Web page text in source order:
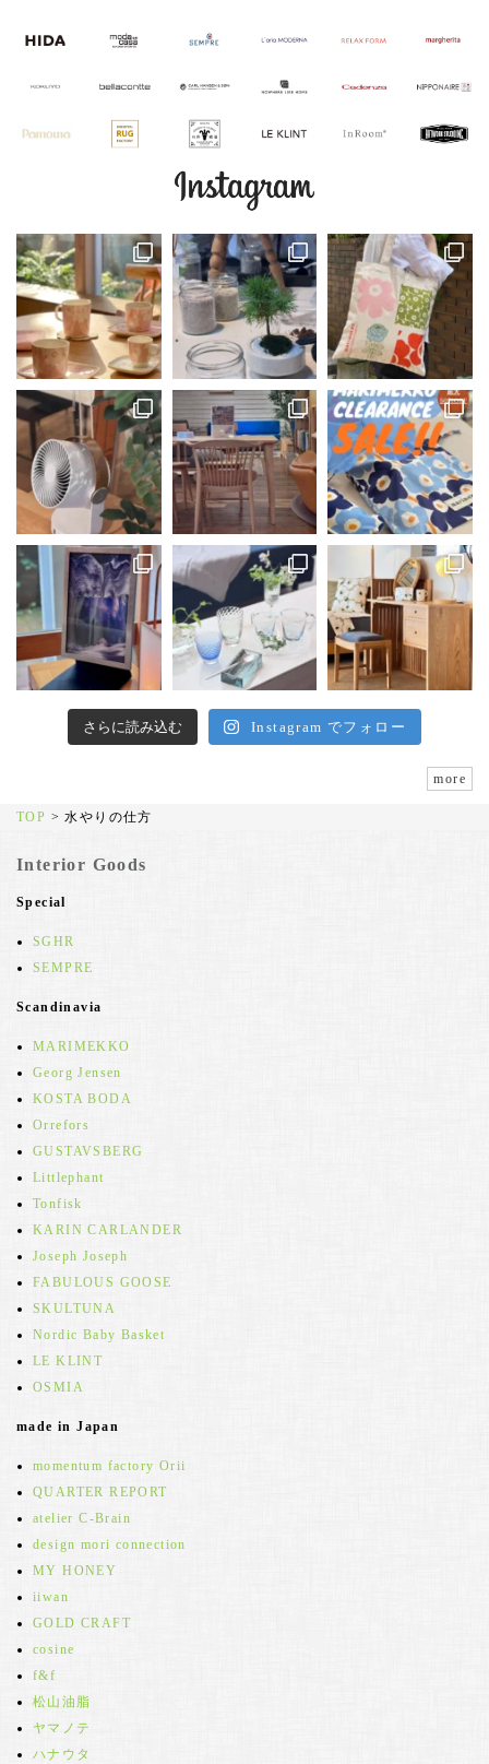
さらに読み込む Instagram でフォロー
more
TOP >水やりの仕方
Interior Goods
Special
SGHR
SEMPRE
Scandinavia
MARIMEKKO
Georg Jensen
KOSTA BODA
Orrefors
GUSTAVSBERG
Littlephant
Tonfisk
KARIN CARLANDER
Joseph Joseph
FABULOUS GOOSE
SKULTUNA
Nordic Baby Basket
LE KLINT
OSMIA
made in Japan
momentum factory Orii
QUARTER REPORT
atelier C-Brain
design mori connection
MY HONEY
iiwan
GOLD CRAFT
cosine
f&f
松山油脂
ヤマノテ
ハナウタ